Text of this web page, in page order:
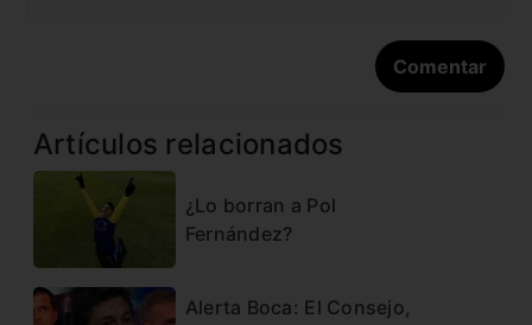
Artículos relacionados
¿Lo borran a Pol
Fernández?
Alerta Boca: El Consejo,